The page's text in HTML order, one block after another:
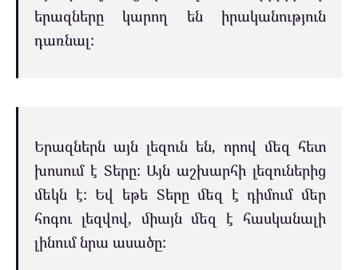
երազները կարող են իրականություն
դառնալ:
Երազներն այն լեզուն են, որով մեզ հետ
խոսում է Տերը: Այն աշխարհի լեզուներից
մեկն է: Եվ եթե Տերը մեզ է դիմում մեր
հոգու լեզվով, միայն մեզ է հասկանալի
լինում նրա ասածը: